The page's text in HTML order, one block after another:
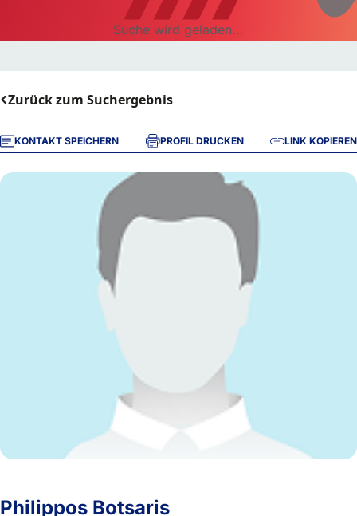
Suche wird geladen...
Zurück zum Suchergebnis
KONTAKT SPEICHERN PROFIL DRUCKEN LINK KOPIEREN
Philippos Botsaris